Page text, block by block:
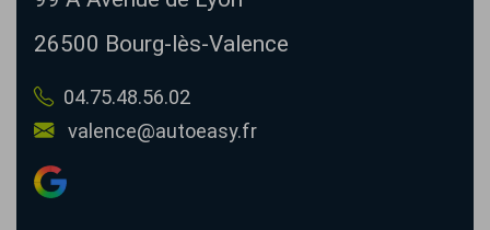
26500 Bourg-lès-Valence
04.75.48.56.02
valence@autoeasy.fr